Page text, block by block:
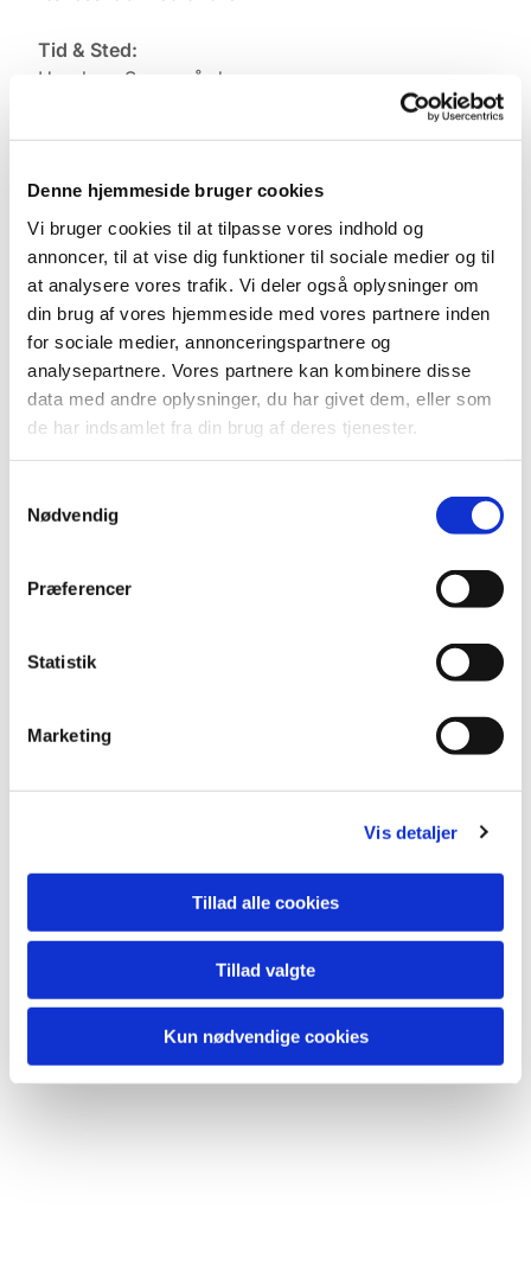
Denne hjemmeside bruger cookies
Vi bruger cookies til at tilpasse vores indhold og
annoncer, til at vise dig funktioner til sociale medier og til
at analysere vores trafik. Vi deler også oplysninger om
din brug af vores hjemmeside med vores partnere inden
for sociale medier, annonceringspartnere og
analysepartnere. Vores partnere kan kombinere disse
data med andre oplysninger, du har givet dem, eller som
de har indsamlet fra din brug af deres tjenester.
Nødvendig
Præferencer
Statistik
Marketing
Vis detaljer
Tillad alle cookies
Tillad valgte
Kun nødvendige cookies
Tid & Sted:
Ugerløse Sognegård
Kontakt Pernille Rasmussen på:
Mobil: +45 31521240
Mail: pernilleegholm@live.dk
Alle er velkomne – uanset om du er vant til at
komme i kirke eller ej. Tag din baby under armen,
og kom og vær med til at fylde sognegården med
sang og smil.